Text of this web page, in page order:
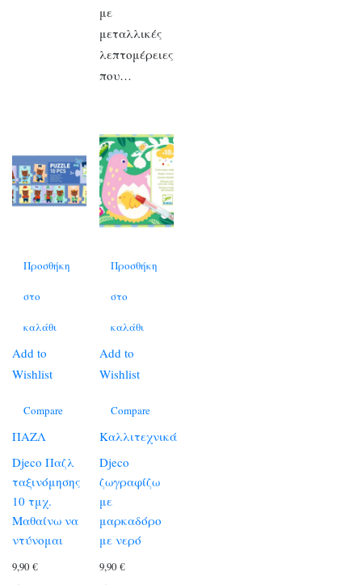
με
μεταλλικές
λεπτομέρειες
που…
Προσθήκη
στο
καλάθι
Add to
Wishlist
Compare
ΠΑΖΛ
Djeco Παζλ
ταξινόμησης
10 τμχ.
Μαθαίνω να
ντύνομαι
9,90 €
Προσθήκη
στο
καλάθι
Add to
Wishlist
Compare
Καλλιτεχνικά
Djeco
ζωγραφίζω
με
μαρκαδόρο
με νερό
9,90€